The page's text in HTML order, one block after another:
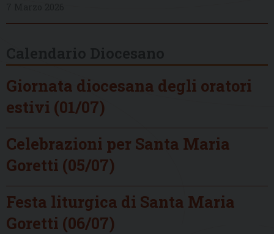
Giornata diocesana degli oratori
estivi (01/07)
Celebrazioni per Santa Maria
Goretti (05/07)
Festa liturgica di Santa Maria
Goretti (06/07)